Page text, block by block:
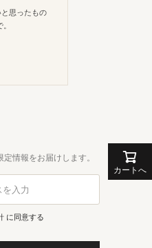
カートへ
思ったもの
情報をお届けします。
に同意する